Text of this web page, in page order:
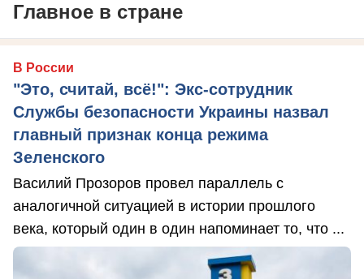
Главное в стране
В России
"Это, считай, всё!": Экс-сотрудник
Службы безопасности Украины назвал
главный признак конца режима
Зеленского
Василий Прозоров провел параллель с
аналогичной ситуацией в истории прошлого
века, который один в один напоминает то, что ...